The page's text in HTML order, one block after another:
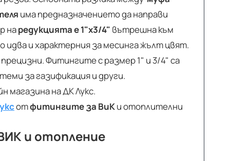
има предназначението да направи
наредукцията е 1"х3/4" вътрешна към
идва и характерния за месинга жълт цвят.
Фитингите с размер 1" и 3/4" са
за газификация и други.
магазина на ДК Лукс.
отфитингите за ВиКи отоплителни
и отопление